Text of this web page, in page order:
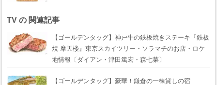
TV の 関連記事
【ゴールデンタッグ】神戸牛の鉄板焼きステーキ『鉄板
焼 摩天楼』東京スカイツリー・ソラマチのお店・ロケ
地情報〔ダイアン・津田篤宏・森七菜〕
【ゴールデンタッグ】豪華！鎌倉の一棟貸しの宿